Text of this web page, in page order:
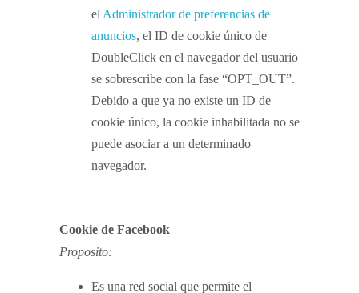
el Administrador de preferencias de
anuncios, el ID de cookie único de
DoubleClick en el navegador del usuario
se sobrescribe con la fase “OPT_OUT”.
Debido a que ya no existe un ID de
cookie único, la cookie inhabilitada no se
puede asociar a un determinado
navegador.
Cookie de Facebook
Proposito:
Es una red social que permite el